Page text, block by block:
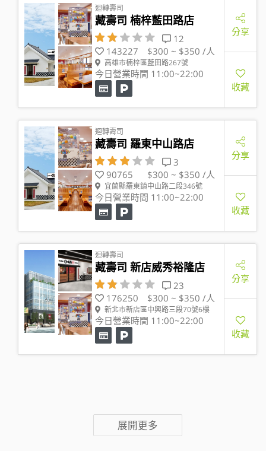
迴轉壽司
藏壽司 楠梓藍田路店
12
143227
$300 ~ $350 /人
高雄市楠梓區藍田路267號
今日營業時間 11:00~22:00
分享
收藏
迴轉壽司
藏壽司 羅東中山路店
3
90765
$300 ~ $350 /人
宜蘭縣羅東鎮中山路二段346號
今日營業時間 11:00~22:00
分享
收藏
迴轉壽司
藏壽司 新店威秀裕隆店
23
176250
$300 ~ $350 /人
新北市新店區中興路三段70號6樓
今日營業時間 11:00~22:00
分享
收藏
展開更多